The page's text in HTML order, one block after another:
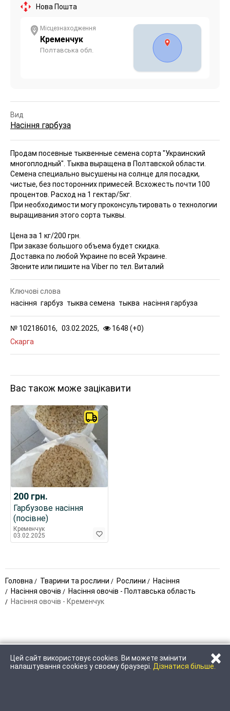
Нова Пошта
Місцезнаходження
Кременчук
Полтавська обл.
Вид
Насіння гарбуза
Продам посевные тыквенные семена сорта "Украинский
многоплодный". Тыква выращена в Полтавской области.
Семена специально высушены на солнце для посадки,
чистые, без посторонних примесей. Всхожесть почти 100
процентов. Расход на 1 гектар/5кг.
При необходимости могу проконсультировать о технологии
выращивания этого сорта тыквы.
Цена за 1 кг/200 грн.
При заказе большого объема будет скидка.
Доставка по любой Украине по всей Украине.
Звоните или пишите на Viber по тел. Виталий
№ 102186016, 03.02.2025, 1648 (+0)
Скарга
Ключові слова
насіння гарбуз тыква семена тыква насіння гарбуза
Вас також може зацікавити
200 грн.
Гарбузове насіння
(посівне)
Кременчук
03.02.2025
Головна Тварини та рослини Рослини
Насіння
Насіння овочів
Насіння овочів - Полтавська область
Насіння овочів - Кременчук
Цей сайт використовує cookies. Ви можете змінити
налаштування cookies у своєму браузері. Дізнатися більше.×
ЗАТЕЛЕФОНУВАТИ НАПИСАТИ